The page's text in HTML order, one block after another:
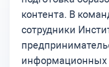
контента. В
сотрудники
информационных